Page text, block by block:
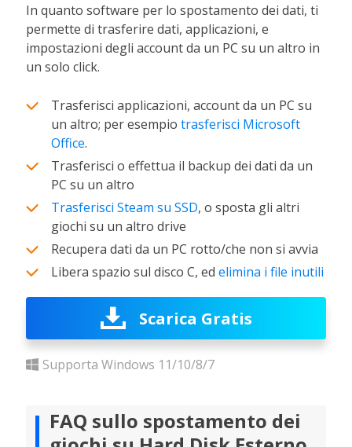
In quanto software per lo spostamento dei dati, ti
permette di trasferire dati, applicazioni, e
impostazioni degli account da un PC su un altro in
un solo click.
Trasferisci applicazioni, account da un PC su
un altro; per esempiotrasferisci Microsoft
Office.
Trasferisci o effettua il backup dei dati da un
PC su un altro
Trasferisci Steam su SSD, o sposta gli altri
giochi su un altro drive
Recupera dati da un PC rotto/che non si avvia
Libera spazio sul disco C, edelimina i file inutili
Scarica Gratis
Supporta Windows 11/10/8/7
FAQ sullo spostamento dei